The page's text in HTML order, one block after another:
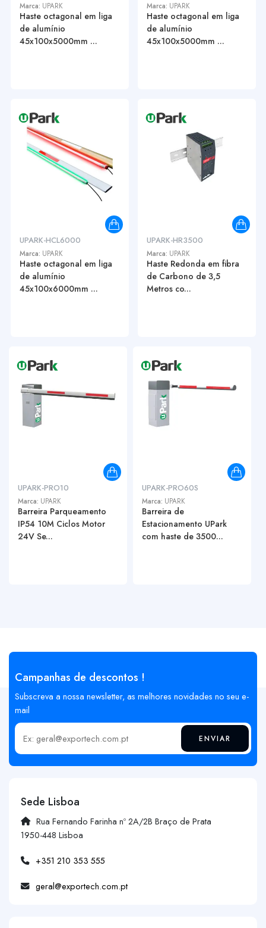
Marca: UPARK
Haste octagonal em liga
de alumínio
45x100x5000mm ...
Marca: UPARK
Haste octagonal em liga
de alumínio
45x100x5000mm ...
UPARK-HCL6000
Marca: UPARK
Haste octagonal em liga
de alumínio
45x100x6000mm ...
UPARK-HR3500
Marca: UPARK
Haste Redonda em fibra
de Carbono de 3,5
Metros co...
UPARK-PRO10
Marca: UPARK
Barreira Parqueamento
IP54 10M Ciclos Motor
24V Se...
UPARK-PRO60S
Marca: UPARK
Barreira de
Estacionamento UPark
com haste de 3500...
Campanhas de descontos !
Subscreva a nossa newsletter, as melhores novidades no seu e-
mail
Insira o seu email ENVIAR
Sede Lisboa
Rua Fernando Farinha nº 2A/2B Braço de Prata
1950-448 Lisboa
+351 210 353 555
geral@exportech.com.pt